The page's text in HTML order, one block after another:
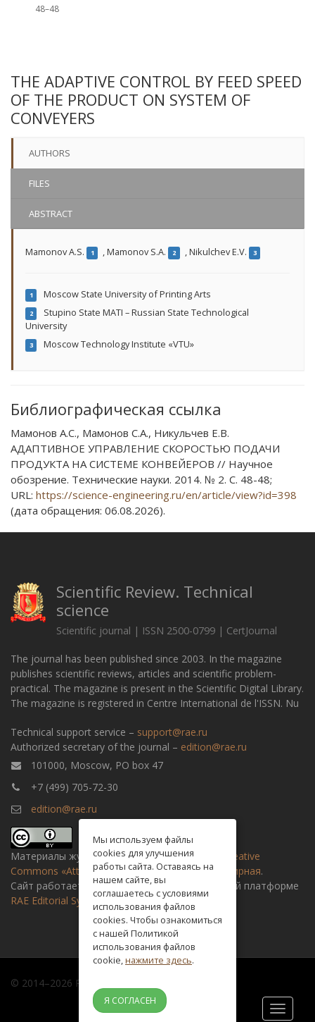
48–48
THE ADAPTIVE CONTROL BY FEED SPEED
OF THE PRODUCT ON SYSTEM OF
CONVEYERS
AUTHORS
FILES
ABSTRACT
Mamonov A.S. 1 ,Mamonov S.A. 2 ,Nikulchev E.V. 3
1 Moscow State University of Printing Arts
2
Stupino State MATI – Russian State Technological
University
3 Moscow Technology Institute «VTU»
Библиографическая ссылка
Мамонов А.С., Мамонов С.А., Никульчев Е.В.
АДАПТИВНОЕ УПРАВЛЕНИЕ СКОРОСТЬЮ ПОДАЧИ
ПРОДУКТА НА СИСТЕМЕ КОНВЕЙЕРОВ // Научное
обозрение. Технические науки. 2014. № 2. С. 48-48;
URL: https://science-engineering.ru/en/article/view?id=398
(дата обращения: 06.08.2026).
Scientific Review. Technical
science
Scientific journal | ISSN 2500-0799 | CertJournal
The journal has been published since 2003. In the magazine
publishes scientific reviews, articles and scientific problem-
practical. The magazine is present in the Scientific Digital Library.
The magazine is registered in Centre International de l'ISSN. Nu
Technical support service – support@rae.ru
Authorized secretary of the journal – edition@rae.ru
101000, Moscow, PO box 47
+7 (499) 705-72-30
edition@rae.ru
Материалы журнала доступны полицензии Creative
Commons «Attribution» («Атрибуция») 4.0 Всемирная.
Сайт работает на универсальной издательской платформе
RAE Editorial System
© 2014–2026 Russian academy of natural history
Toggle
Мы используем файлы
cookies для улучшения
работы сайта. Оставаясь на
нашем сайте, вы
соглашаетесь с условиями
использования файлов
cookies. Чтобы ознакомиться
с нашей Политикой
использования файлов
cookie,нажмите здесь.
Я СОГЛАСЕН